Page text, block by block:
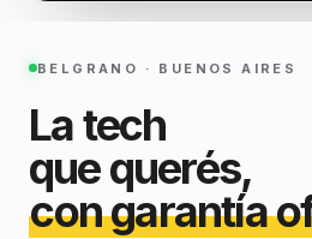
BELGRANO · BUENOS AIRES
La tech
que querés,
con garantía